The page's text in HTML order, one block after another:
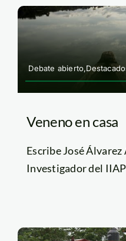
Debate
Veneno en casa
Escribe José
Investigador del IIAP